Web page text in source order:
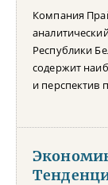
Компания
Республики
содержит
и перспектив